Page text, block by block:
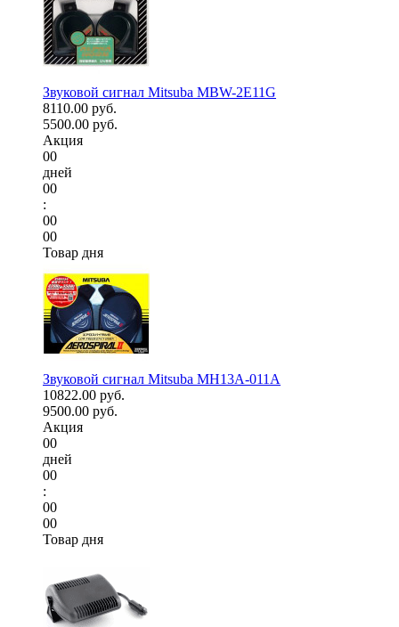
Звуковой сигнал Mitsuba MBW-2E11G
8110.00 руб.
5500.00 руб.
Акция
00
дней
00
:
00
00
Товар дня
Звуковой сигнал Mitsuba MH13A-011A
10822.00 руб.
9500.00 руб.
Акция
00
дней
00
:
00
00
Товар дня